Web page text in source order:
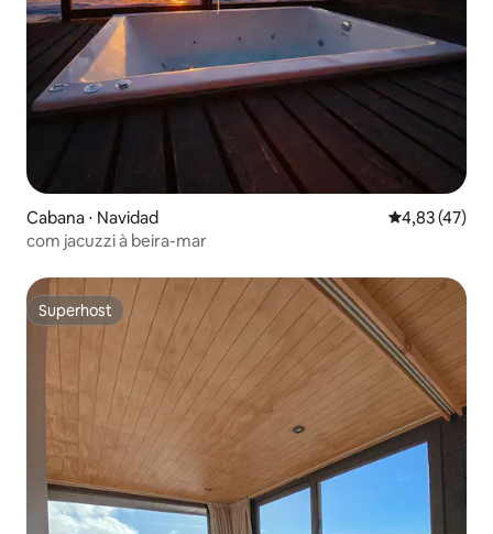
Cabana ⋅ Navidad 4,83 de uma
4,83 (47)
com jacuzzi à beira-mar
Superhost
Superhost